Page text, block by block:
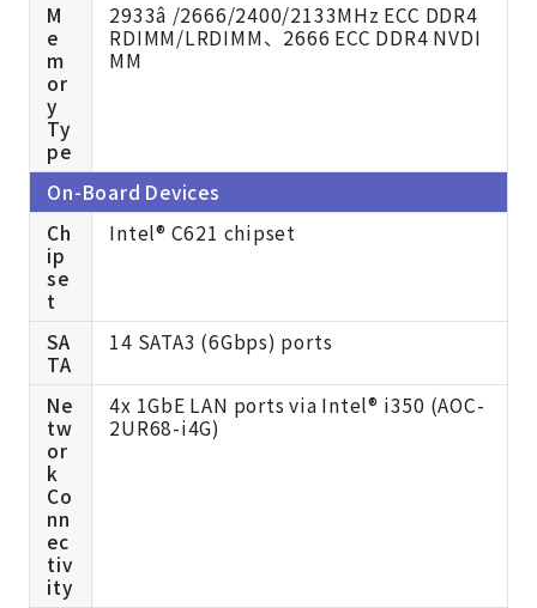
M
e
m
or
y
Ty
pe
2933â /2666/2400/2133MHz ECC DDR4
RDIMM/LRDIMM、2666 ECC DDR4 NVDI
MM
On-Board Devices
Ch
ip
se
t
Intel® C621 chipset
SA
TA
14 SATA3 (6Gbps) ports
Ne
tw
or
k
Co
nn
ec
tiv
ity
4x 1GbE LAN ports via Intel® i350 (AOC-
2UR68-i4G)